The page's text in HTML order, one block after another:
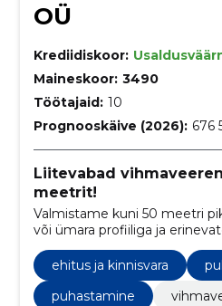
OÜ
Krediidiskoor:
Maineskoor: 3490
Töötajaid: 10
Prognooskäive (2026): 676
Liitevabad
meetrit!
Valmistame kuni 50 meetri
või ümara profiiliga ja
Paigaldame ja hooldame!
ehitus ja kinnisvara
puhastamine